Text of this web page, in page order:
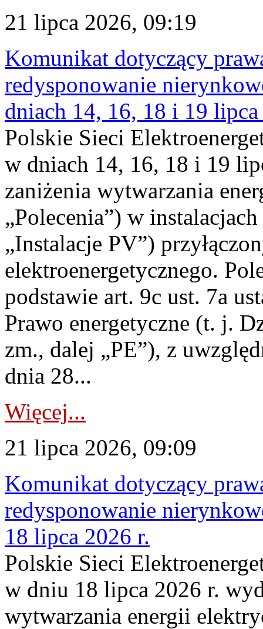
21 lipca 2026, 09:19
Komunikat dotyczący
redysponowanie
dniach 14, 16, 18 i 19
Polskie Sieci
w dniach 14, 16, 18 i 19
zaniżenia wytwarzania
„Polecenia”) w
„Instalacje PV”)
elektroenergetycznego.
podstawie art. 9c ust. 7a
Prawo energetyczne (t. j.
zm., dalej „PE”), z
dnia 28...
Więcej...
21 lipca 2026, 09:09
Komunikat dotyczący
redysponowanie
18 lipca 2026 r.
Polskie Sieci
w dniu 18 lipca 2026 r.
wytwarzania energii